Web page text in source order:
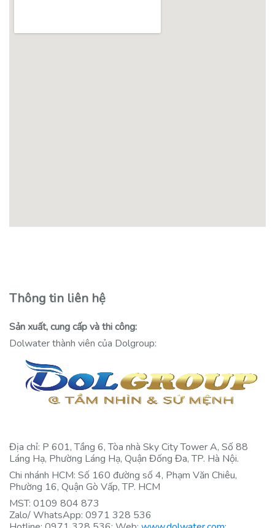
Thông tin liên hệ
Sản xuất, cung cấp và thi công:
Dolwater thành viên của Dolgroup:
Địa chỉ: P 601, Tầng 6, Tòa nhà Sky City Tower A, Số 88
Láng Hạ, Phường Láng Hạ, Quận Đống Đa, TP. Hà Nội.
Chi nhánh HCM: Số 160 đường số 4, Phạm Văn Chiêu,
Phường 16, Quận Gò Vấp, TP. HCM
MST: 0109 804 873
Zalo/ WhatsApp: 0971 328 536